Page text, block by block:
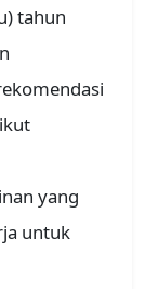
tahun
yang
untuk